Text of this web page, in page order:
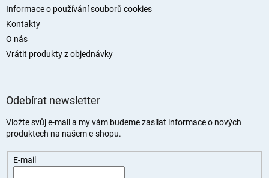
Informace o používání souborů cookies
Kontakty
O nás
Vrátit produkty z objednávky
Odebírat newsletter
Vložte svůj e-mail a my vám budeme zasílat informace o nových
produktech na našem e-shopu.
E-mail